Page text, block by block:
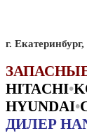
г.
HITACHI•
HYUNDAI•
ДИЛЕР